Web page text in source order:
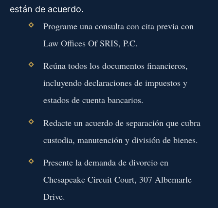
están de acuerdo.
Programe una consulta con cita previa con
Law Offices Of SRIS, P.C.
Reúna todos los documentos financieros,
incluyendo declaraciones de impuestos y
estados de cuenta bancarios.
Redacte un acuerdo de separación que cubra
custodia, manutención y división de bienes.
Presente la demanda de divorcio en
Chesapeake Circuit Court, 307 Albemarle
Drive.